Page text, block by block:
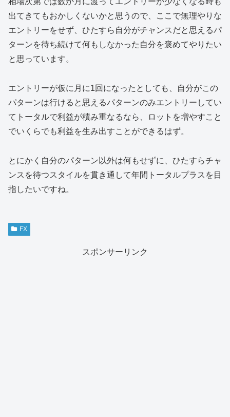
出てきてもおかしくないかと思うので、ここで無理やりな
エントリーをせず、ひたすら自分がチャンスだと思えるパ
ターンを待ち続けて何もしなかった自分を褒めてやりたい
と思っています。
エントリーが仮に月に1回になったとしても、自分がこの
パターンは行けると思えるパターンのみエントリーしてい
てトータルで利益が積み重なるなら、ロットを増やすこと
でいくらでも利益を生み出すことができるはず。
とにかく自分のパターン以外は何もせずに、ひたすらチャ
ンスを待つスタイルを貫き通して年間トータルプラスを目
指したいですね。
FX
スポンサーリンク